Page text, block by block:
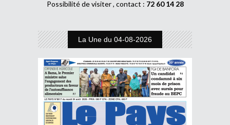
Possibilité de visiter , contact : 72 60 14 28
La Une du 04-08-2026